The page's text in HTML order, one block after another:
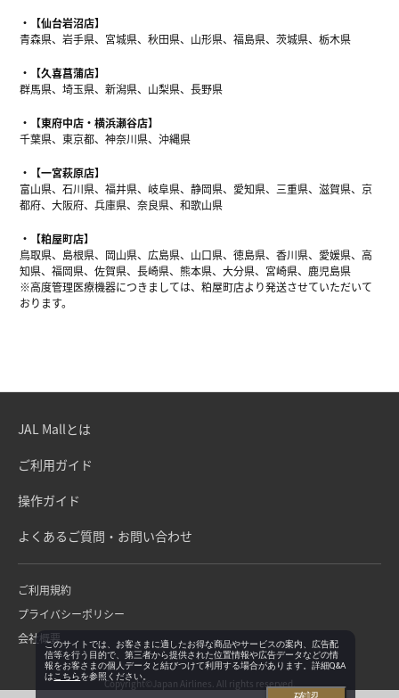
【仙台岩沼店】
青森県、岩手県、宮城県、秋田県、山形県、福島県、茨城県、栃木県
【久喜菖蒲店】
群馬県、埼玉県、新潟県、山梨県、長野県
【東府中店・横浜瀬谷店】
千葉県、東京都、神奈川県、沖縄県
【一宮萩原店】
富山県、石川県、福井県、岐阜県、静岡県、愛知県、三重県、滋賀県、京
都府、大阪府、兵庫県、奈良県、和歌山県
【粕屋町店】
鳥取県、島根県、岡山県、広島県、山口県、徳島県、香川県、愛媛県、高
知県、福岡県、佐賀県、長崎県、熊本県、大分県、宮崎県、鹿児島県
※高度管理医療機器につきましては、粕屋町店より発送させていただいて
おります。
JAL Mallとは
ご利用ガイド
操作ガイド
よくあるご質問・お問い合わせ
ご利用規約
プライバシーポリシー
会社概要
Copyright©Japan Airlines. All rights reserved.
このサイトでは、お客さまに適したお得な商品やサービスの案内、広告配
信等を行う目的で、第三者から提供された位置情報や広告データなどの情
報をお客さまの個人データと結びつけて利用する場合があります。詳細Q&A
は こちらを参照ください。